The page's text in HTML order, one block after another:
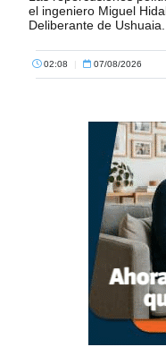
el ingeniero Miguel
Deliberante de Ushuaia.
02:08 | 07/08/2026